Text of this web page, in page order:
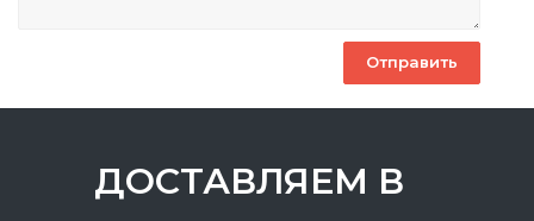
ДОСТАВЛЯЕМ В